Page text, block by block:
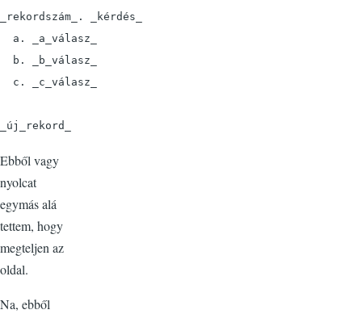
_rekordszám_. _kérdés_
  a. _a_válasz_
  b. _b_válasz_
  c. _c_válasz_
_új_rekord_
Ebből vagy
nyolcat
egymás alá
tettem, hogy
megteljen az
oldal.
Na, ebből